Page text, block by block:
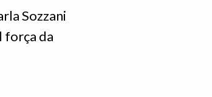
Sozzani
força da